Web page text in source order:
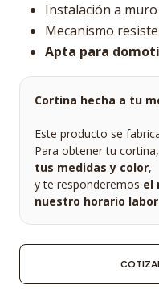
Instalación a
Mecanismo
Apta para
Cortina hecha a tu
Este producto se
Para obtener tu
tus medidas y color,
y te responderemos el
nuestro horario